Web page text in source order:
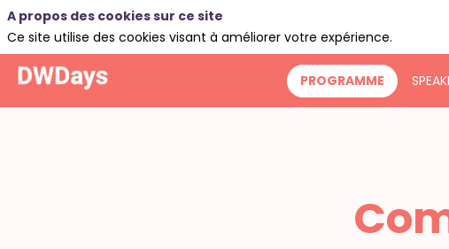
PROGRAMME
A propos des cookies sur ce site
Ce site utilise des cookies visant à améliorer votre expérience.